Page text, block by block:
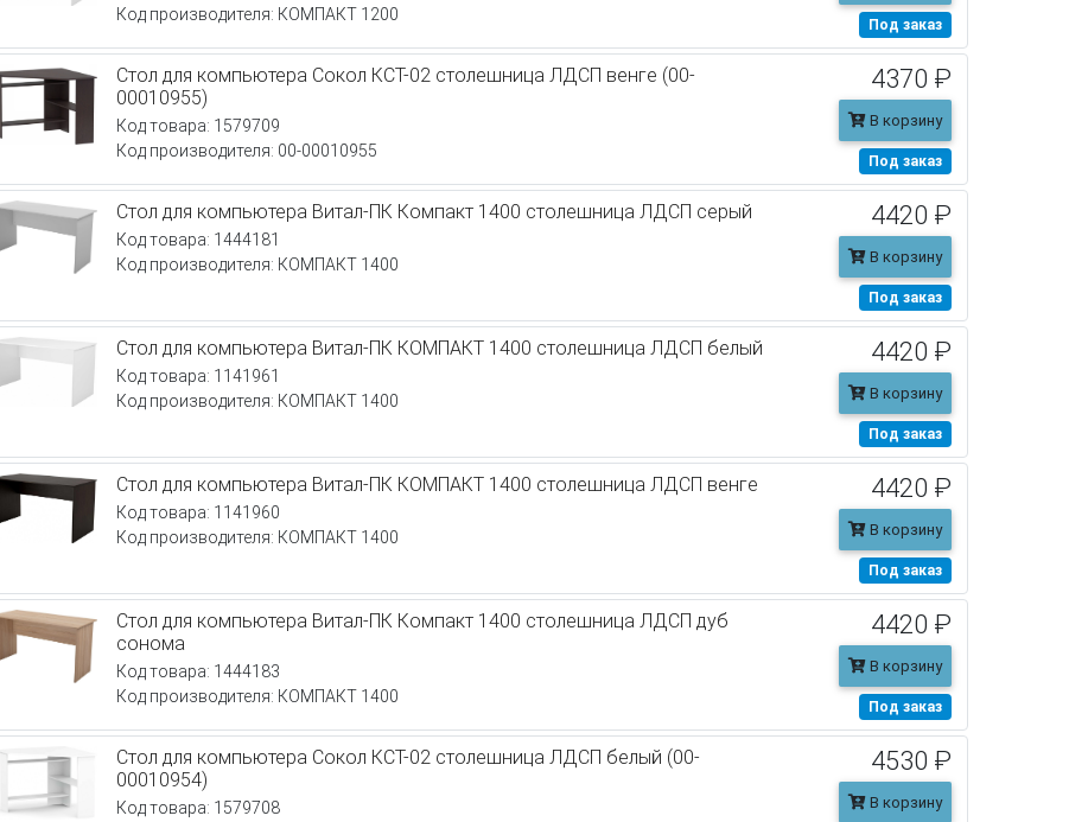
Код производителя: КОМПАКТ 1200
Под заказ
Стол для компьютера Сокол КСТ-02 столешница ЛДСП венге (00-
00010955)
Код товара: 1579709
Код производителя: 00-00010955
4370 ₽
В корзину
Под заказ
Стол для компьютера Витал-ПК Компакт 1400 столешница ЛДСП серый
Код товара: 1444181
Код производителя: КОМПАКТ 1400
4420 ₽
В корзину
Под заказ
Стол для компьютера Витал-ПК КОМПАКТ 1400 столешница ЛДСП белый
Код товара: 1141961
Код производителя: КОМПАКТ 1400
4420 ₽
В корзину
Под заказ
Стол для компьютера Витал-ПК КОМПАКТ 1400 столешница ЛДСП венге
Код товара: 1141960
Код производителя: КОМПАКТ 1400
4420 ₽
В корзину
Под заказ
Стол для компьютера Витал-ПК Компакт 1400 столешница ЛДСП дуб
сонома
Код товара: 1444183
Код производителя: КОМПАКТ 1400
4420 ₽
В корзину
Под заказ
Стол для компьютера Сокол КСТ-02 столешница ЛДСП белый (00-
00010954)
Код товара: 1579708
4530 ₽
В корзину